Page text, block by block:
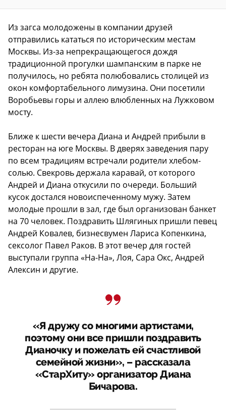
Из загса молодожены в компании друзей
отправились кататься по историческим местам
Москвы. Из-за непрекращающегося дождя
традиционной прогулки шампанским в парке не
получилось, но ребята полюбовались столицей из
окон комфортабельного лимузина. Они посетили
Воробьевы горы и аллею влюбленных на Лужковом
мосту.
Ближе к шести вечера Диана и Андрей прибыли в
ресторан на юге Москвы. В дверях заведения пару
по всем традициям встречали родители хлебом-
солью. Свекровь держала каравай, от которого
Андрей и Диана откусили по очереди. Больший
кусок достался новоиспеченному мужу. Затем
молодые прошли в зал, где был организован банкет
на 70 человек. Поздравить Шлягиных пришли певец
Андрей Ковалев, бизнесвумен Лариса Копенкина,
сексолог Павел Раков. В этот вечер для гостей
выступали группа «На-На», Лоя, Сара Окс, Андрей
Алексин и другие.
«Я дружу со многими артистами,
поэтому они все пришли поздравить
Дианочку и пожелать ей счастливой
семейной жизни», – рассказала
«СтарХиту» организатор Диана
Бичарова.